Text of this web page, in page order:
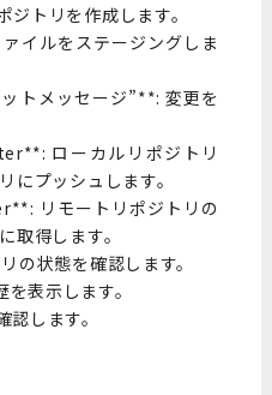
トリを作成します。
イルをステージングしま
メッセージ”**: 変更を
ローカルリポジトリ
にプッシュします。
リモートリポジトリの
取得します。
状態を確認します。
表示します。
します。